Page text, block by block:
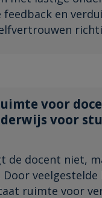
feedback en
voor
voor
de docent niet,
veelgestelde
ruimte voor